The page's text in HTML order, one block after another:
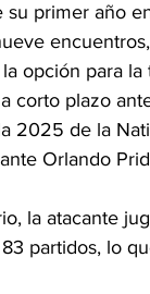
su primer año
opción para
corto plazo
2025 de la
Orlando
la atacante
partidos, lo